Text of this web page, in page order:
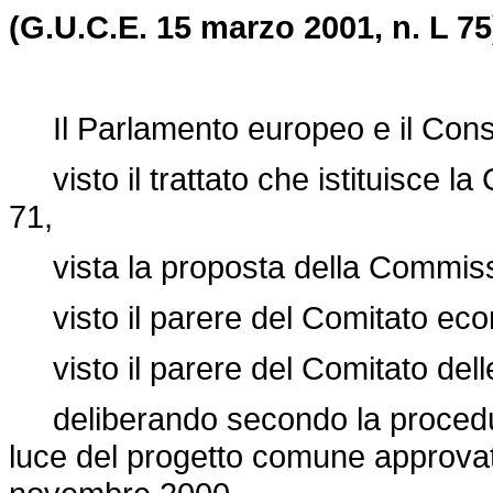
(G.U.C.E. 15 marzo 2001, n. L
Il Parlamento europeo e il
visto il trattato che istituisce la
71,
vista la proposta della
visto il parere del Comitato
visto il parere del Comitato
deliberando secondo la
luce del progetto comune